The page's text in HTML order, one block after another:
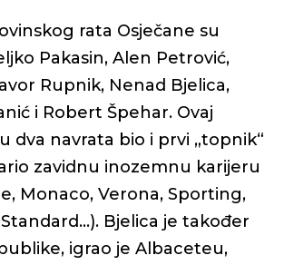
rata Osječane su
Pakasin, Alen Petrović,
Rupnik, Nenad Bjelica,
i Robert Špehar. Ovaj
dva navrata bio i prvi „topnik“
zavidnu inozemnu karijeru
Monaco, Verona, Sporting,
Bjelica je također
igrao je Albaceteu,